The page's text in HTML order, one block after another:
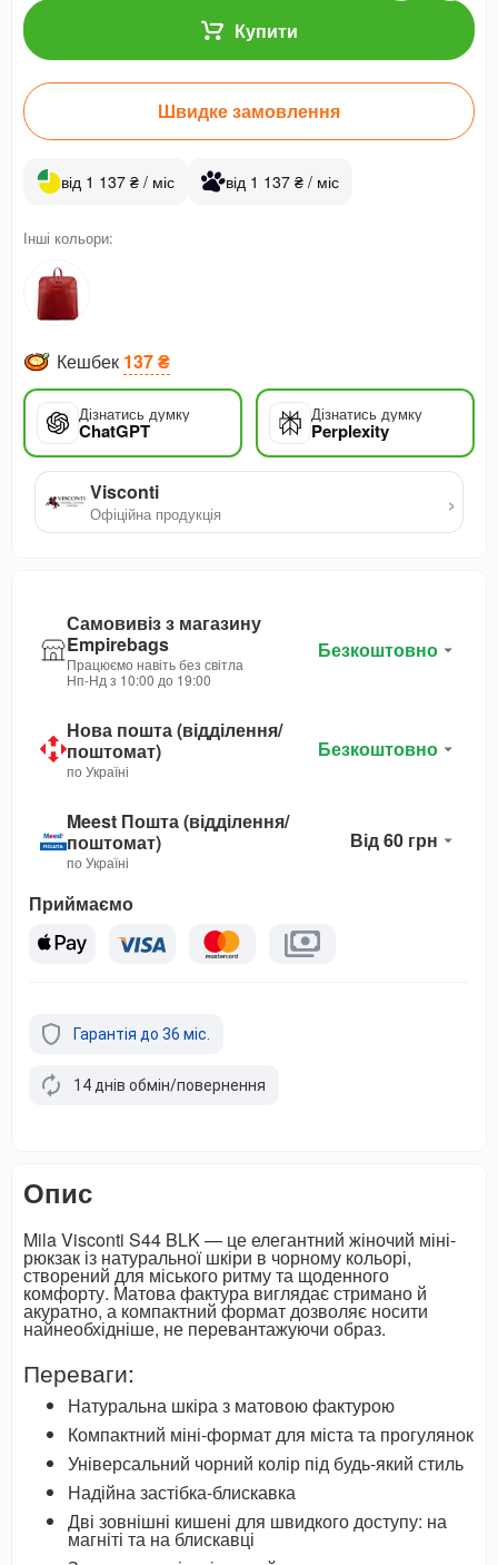
Купити
Швидке замовлення
від 1 137 ₴ / міс від 1 137 ₴ / міс
Інші кольори:
Кешбек 137 ₴
Дізнатись думку
ChatGPT
Дізнатись думку
Perplexity
Visconti
Офіційна продукція ›
Самовивіз з магазину
Empirebags
Працюємо навіть без світла
Нп-Нд з 10:00 до 19:00
Безкоштовно
Нова пошта (відділення/
поштомат)
по Україні
Безкоштовно
Meest Пошта (відділення/
поштомат)
по Україні
Від 60 грн
Приймаємо
Гарантія до 36 міс.
14 днів обмін/повернення
Опис
Mila Visconti S44 BLK — це елегантний жіночий міні-
рюкзак із натуральної шкіри в чорному кольорі,
створений для міського ритму та щоденного
комфорту. Матова фактура виглядає стримано й
акуратно, а компактний формат дозволяє носити
найнеобхідніше, не перевантажуючи образ.
Переваги:
Натуральна шкіра з матовою фактурою
Компактний міні-формат для міста та прогулянок
Універсальний чорний колір під будь-який стиль
Надійна застібка-блискавка
Дві зовнішні кишені для швидкого доступу: на
магніті та на блискавці